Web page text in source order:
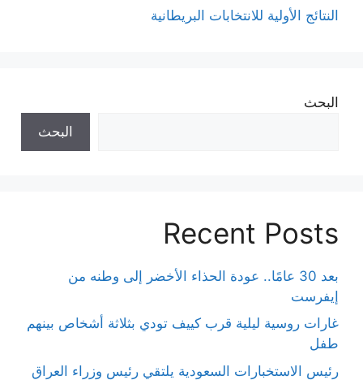
النتائج الأولية للانتخابات البريطانية
البحث
البحث
Recent Posts
بعد 30 عامًا.. عودة الحذاء الأخضر إلى وطنه من
إيفرست
غارات روسية ليلية قرب كييف تودي بثلاثة أشخاص بينهم
طفل
رئيس الاستخبارات السعودية يلتقي رئيس وزراء العراق